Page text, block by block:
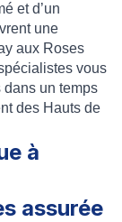
et d’un
une
aux Roses
vous
un temps
des Hauts de
à
assurée